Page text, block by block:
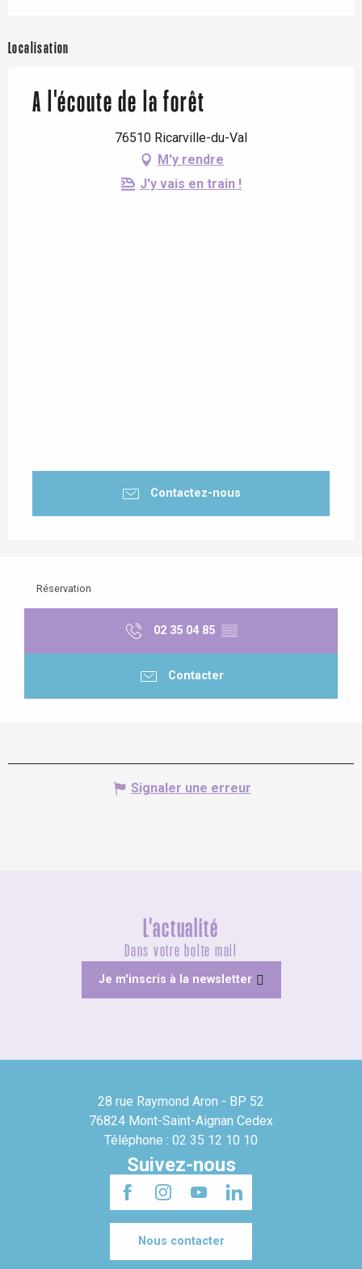
Localisation
A l'écoute de la forêt
76510 Ricarville-du-Val
M'y rendre
J'y vais en train !
Contactez-nous
Réservation
02 35 04 85 ▒▒
Contacter
Signaler une erreur
L'actualité
Dans votre boîte mail
Je m'inscris à la newsletter
28 rue Raymond Aron - BP 52
76824 Mont-Saint-Aignan Cedex
Téléphone : 02 35 12 10 10
Suivez-nous
Nous contacter